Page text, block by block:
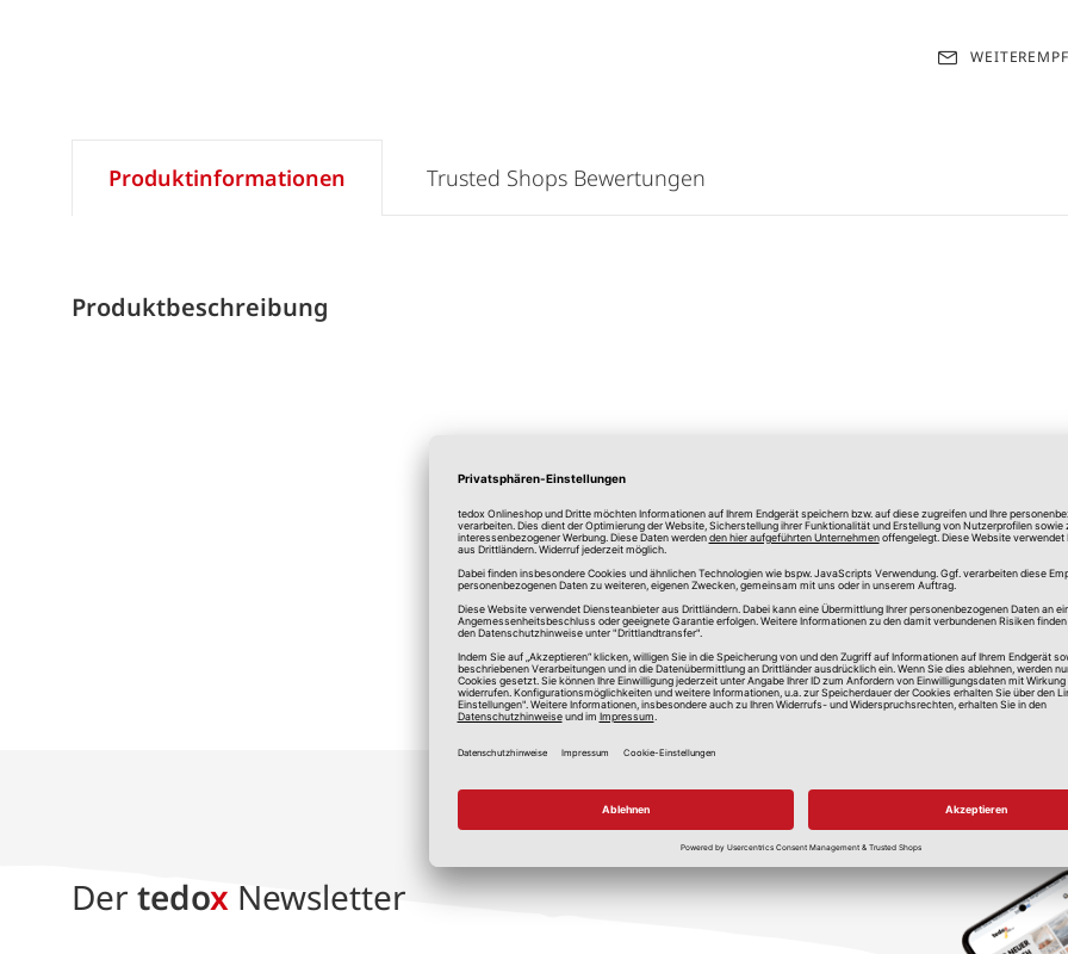
Produktinformationen
Produktbeschreibung
Trusted Shops Bewertungen
*Alle Preise in Euro, inkl. gesetzlicher Mehrwertsteuer, zzgl.
Der tedox Newsletter